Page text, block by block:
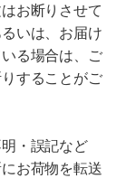
お断りさせて
いは、お届け
る場合は、ご
することがご
・誤記など
お荷物を転送